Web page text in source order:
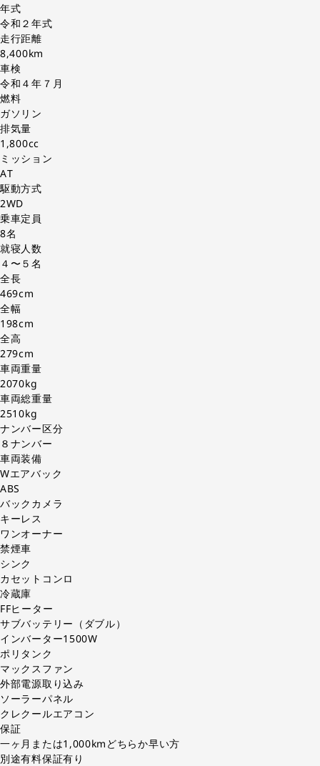
年式
令和２年式
走行距離
8,400km
車検
令和４年７月
燃料
ガソリン
排気量
1,800cc
ミッション
AT
駆動方式
2WD
乗車定員
8名
就寝人数
４〜５名
全長
469cm
全幅
198cm
全高
279cm
車両重量
2070kg
車両総重量
2510kg
ナンバー区分
８ナンバー
車両装備
Wエアバック
ABS
バックカメラ
キーレス
ワンオーナー
禁煙車
シンク
カセットコンロ
冷蔵庫
FFヒーター
サブバッテリー（ダブル）
インバーター1500W
ポリタンク
マックスファン
外部電源取り込み
ソーラーパネル
クレクールエアコン
保証
一ヶ月または1,000kmどちらか早い方
別途有料保証有り